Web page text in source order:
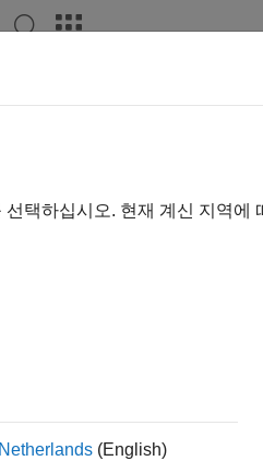
습니다. 영어 원문을 보려면 여
전익기 및 우주선 플랫폼의 모
에는 비행체 동특성, 검증된 비
된 항공우주 수학 연산 및 좌표
. 시뮬레이션 결과를 검토하기
체 플랫폼 모델 구축을 위한 표
택하십시오. 현재 계신 지역에
Netherlands (English)